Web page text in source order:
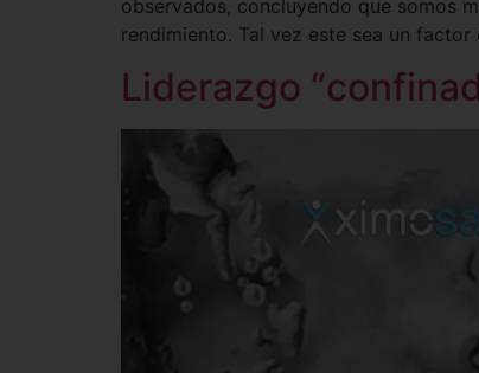
observados, concluyendo que somos
rendimiento. Tal vez este sea un
Liderazgo